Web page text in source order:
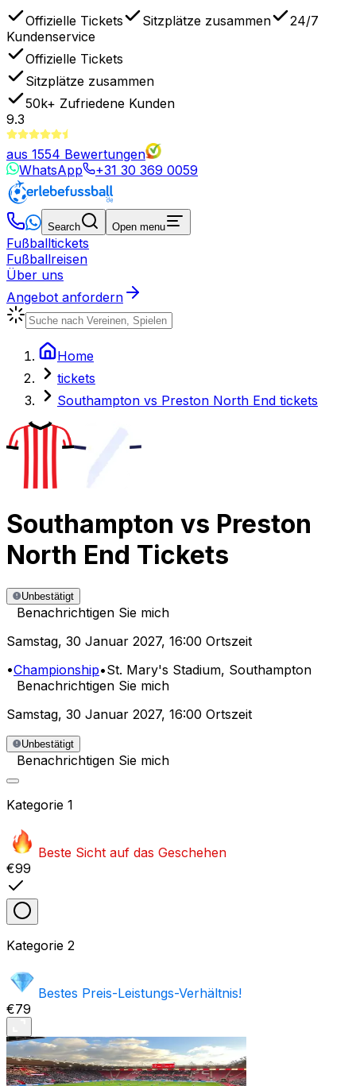
Offizielle Tickets Sitzplätze zusammen
24/7
Kundenservice
Offizielle Tickets
Sitzplätze zusammen
50k+ Zufriedene Kunden
9.3
aus 1554 Bewertungen
WhatsApp
+31 30 369 0059
Search Open menu
Fußballtickets
Fußballreisen
Über uns
Angebot anfordern
Home
tickets
Southampton vs Preston North End tickets
Southampton vs Preston
North End Tickets
Unbestätigt
Benachrichtigen Sie mich
Samstag, 30 Januar 2027, 16:00 Ortszeit
•Championship•St. Mary's Stadium, Southampton
Benachrichtigen Sie mich
Samstag, 30 Januar 2027, 16:00 Ortszeit
Unbestätigt
Benachrichtigen Sie mich
Kategorie 1
Beste Sicht auf das Geschehen
€99
Kategorie 2
Bestes Preis-Leistungs-Verhältnis!
€79